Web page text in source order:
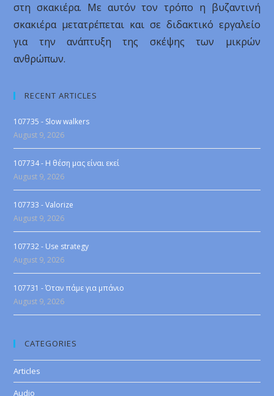
στη σκακιέρα. Με αυτόν τον τρόπο η βυζαντινή
σκακιέρα μετατρέπεται και σε διδακτικό εργαλείο
για την ανάπτυξη της σκέψης των μικρών
ανθρώπων.
RECENT ARTICLES
107735 - Slow walkers
August 9, 2026
107734 - Η θέση μας είναι εκεί
August 9, 2026
107733 - Valorize
August 9, 2026
107732 - Use strategy
August 9, 2026
107731 - Όταν πάμε για μπάνιο
August 9, 2026
CATEGORIES
Articles
Audio